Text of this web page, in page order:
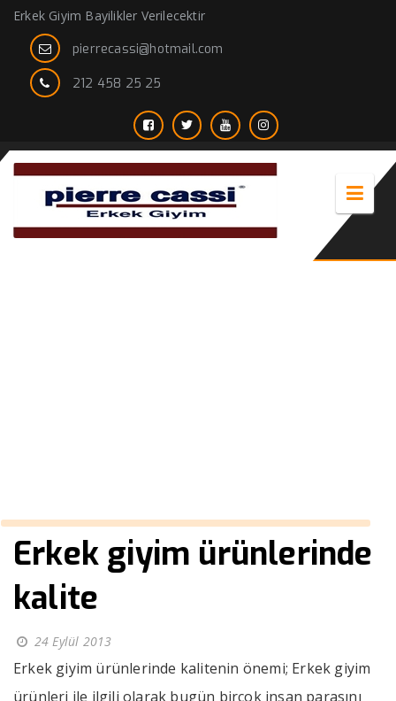
Erkek Giyim Bayilikler Verilecektir
pierrecassi@hotmail.com
212 458 25 25
Erkek giyim ürünlerinde
kalite
24 Eylül 2013
Erkek giyim ürünlerinde kalitenin önemi; Erkek giyim
ürünleri ile ilgili olarak bugün birçok insan parasını